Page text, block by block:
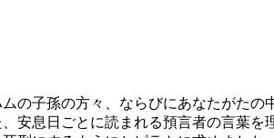
ムの子孫の方々、ならびにあなたがた
安息日ごとに読まれる預言者の言葉を